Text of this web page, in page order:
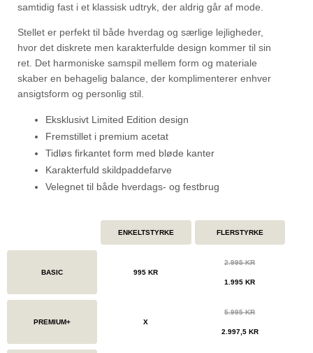
samtidig fast i et klassisk udtryk, der aldrig går af mode.
Stellet er perfekt til både hverdag og særlige lejligheder,
hvor det diskrete men karakterfulde design kommer til sin
ret. Det harmoniske samspil mellem form og materiale
skaber en behagelig balance, der komplimenterer enhver
ansigtsform og personlig stil.
Eksklusivt Limited Edition design
Fremstillet i premium acetat
Tidløs firkantet form med bløde kanter
Karakterfuld skildpaddefarve
Velegnet til både hverdags- og festbrug
ENKELTSTYRKE FLERSTYRKE
BASIC 995 KR
2.995 KR
1.995 KR
PREMIUM+ X
5.995 KR
2.997,5 KR